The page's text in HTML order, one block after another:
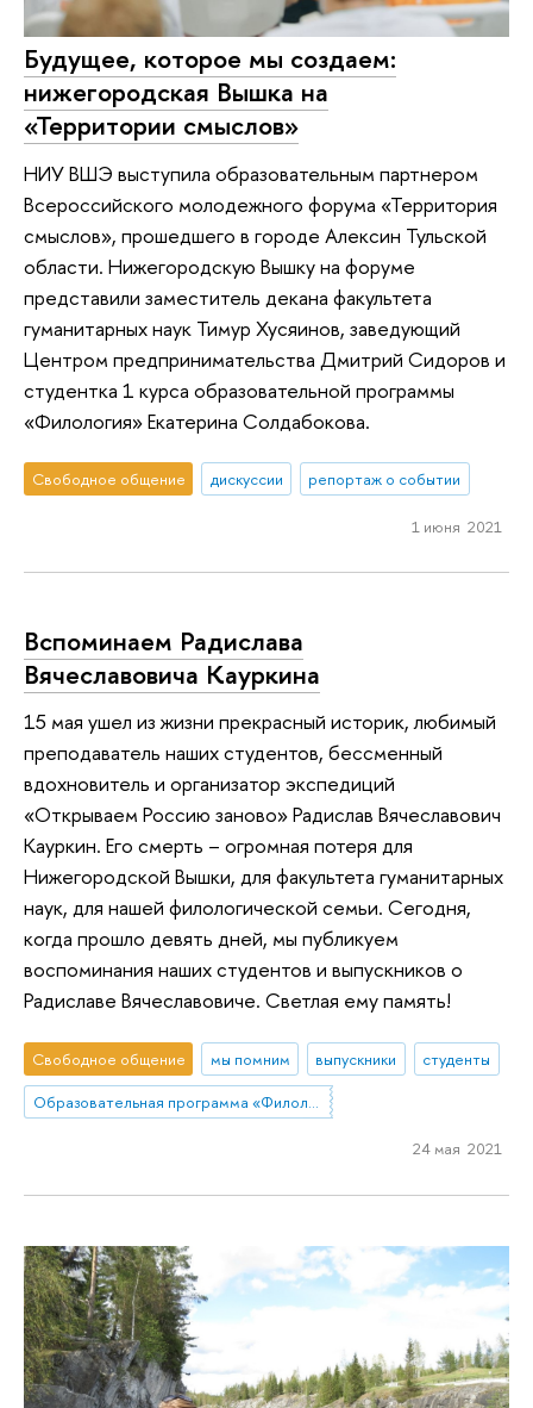
Будущее, которое мы создаем:
нижегородская Вышка на
«Территории смыслов»
НИУ ВШЭ выступила образовательным партнером
Всероссийского молодежного форума «Территория
смыслов», прошедшего в городе Алексин Тульской
области. Нижегородскую Вышку на форуме
представили заместитель декана факультета
гуманитарных наук Тимур Хусяинов, заведующий
Центром предпринимательства Дмитрий Сидоров и
студентка 1 курса образовательной программы
«Филология» Екатерина Солдабокова.
Свободное общение дискуссии репортаж о событии
1 июня 2021
Вспоминаем Радислава
Вячеславовича Кауркина
15 мая ушел из жизни прекрасный историк, любимый
преподаватель наших студентов, бессменный
вдохновитель и организатор экспедиций
«Открываем Россию заново» Радислав Вячеславович
Кауркин. Его смерть – огромная потеря для
Нижегородской Вышки, для факультета гуманитарных
наук, для нашей филологической семьи. Сегодня,
когда прошло девять дней, мы публикуем
воспоминания наших студентов и выпускников о
Радиславе Вячеславовиче. Светлая ему память!
Свободное общение мы помним выпускники
студенты
Образовательная программа «Филология»
24 мая 2021